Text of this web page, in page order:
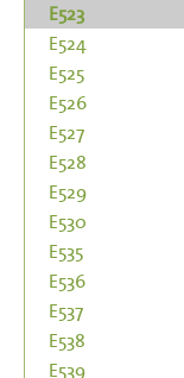
E523
E524
E525
E526
E527
E528
E529
E530
E535
E536
E537
E538
E539